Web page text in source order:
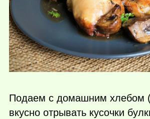
Подаем с домашним хлебом
вкусно отрывать кусочки